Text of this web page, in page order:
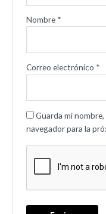
Nombre *
Correo electrónico *
Guarda mi
navegador para la